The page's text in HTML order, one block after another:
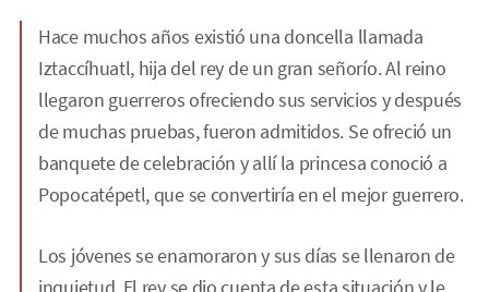
Hace muchos años existió una doncella llamada
Iztaccíhuatl, hija del rey de un gran señorío. Al reino
llegaron guerreros ofreciendo sus servicios y después
de muchas pruebas, fueron admitidos. Se ofreció un
banquete de celebración y allí la princesa conoció a
Popocatépetl, que se convertiría en el mejor guerrero.
Los jóvenes se enamoraron y sus días se llenaron de